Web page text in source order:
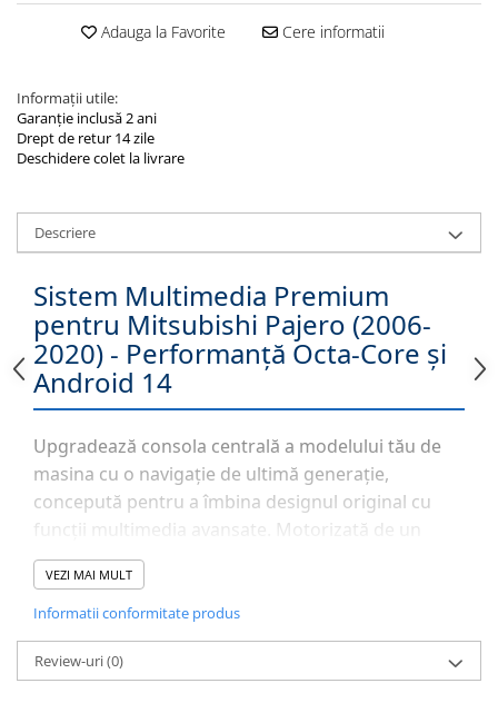
Adauga la Favorite Cere informatii
Informații utile:
Garanție inclusă 2 ani
Drept de retur 14 zile
Deschidere colet la livrare
Descriere
Sistem Multimedia Premium
pentru Mitsubishi Pajero (2006-
2020) - Performanță Octa-Core și
Android 14
Upgradează consola centrală a modelului tău de
masina cu o navigație de ultimă generație,
concepută pentru a îmbina designul original cu
funcții multimedia avansate. Motorizată de un
procesorOcta-Core la 1.6 GHz
RAM, această unitate oferă o viteză de răspuns
instantanee. Indiferent că folosești navigația GPS
în timp real sau aplicații de divertisment, sistemul
Android 14
VEZI MAI MULT
Informatii conformitate produs
Review-uri(0)